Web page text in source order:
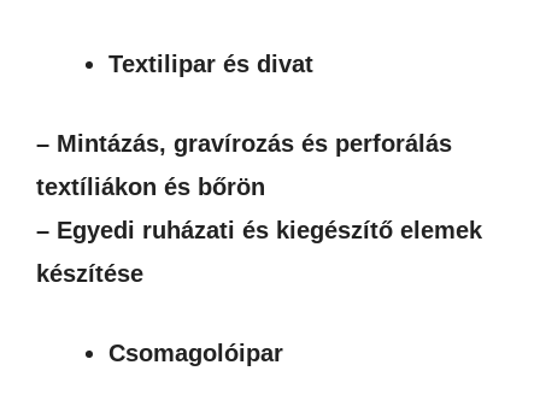
Textilipar és divat
– Mintázás, gravírozás és perforálás
textíliákon és bőrön
– Egyedi ruházati és kiegészítő elemek
készítése
Csomagolóipar